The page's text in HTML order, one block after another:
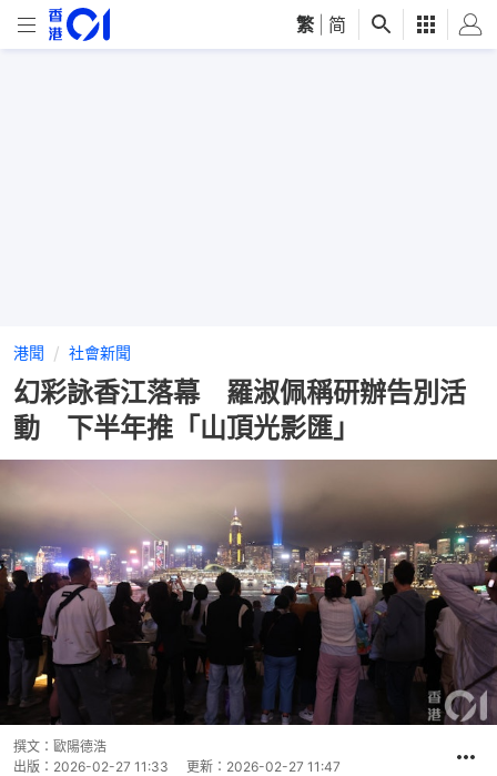
繁 简
港聞 社會新聞
幻彩詠香江落幕 羅淑佩稱研辦告別活
動 下半年推「山頂光影匯」
撰文： 歐陽德浩
出版： 2026-02-27 11:33 更新： 2026-02-27 11:47